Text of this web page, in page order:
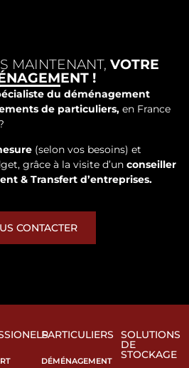
MAINTENANT, VOTRE
!
du déménagement
de particuliers, en France
(selon vos besoins) et
grâce à la visite d’un conseiller
& Transfert d’entreprises.
CONTACTER
PARTICULIERS
DÉMÉNAGEMENT
SOLUTIONS
DE
STOCKAGE